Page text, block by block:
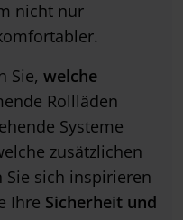
nicht nur
Sie, welche
Rollläden
Systeme
zusätzlichen
Sie sich inspirieren
Ihre Sicherheit und